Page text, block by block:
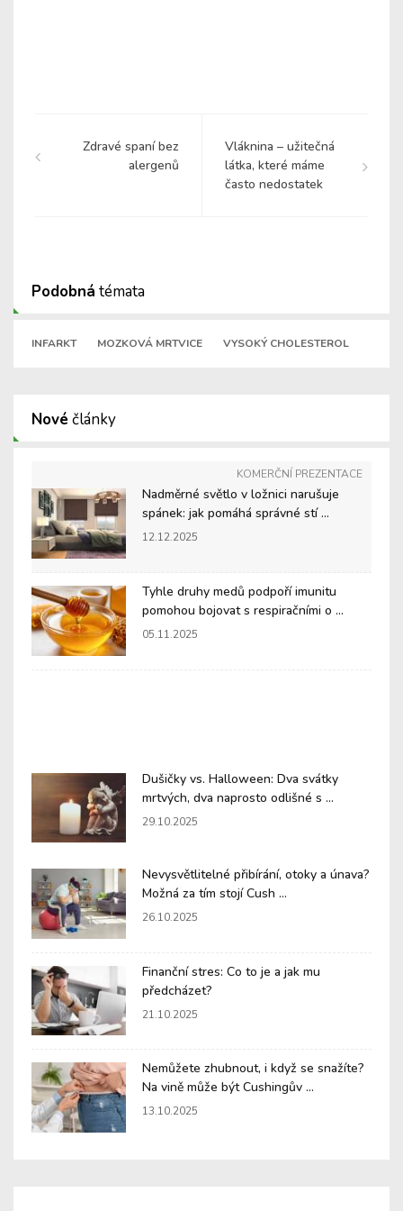
Zdravé spaní bez
alergenů
Vláknina – užitečná
látka, které máme
často nedostatek
Podobná témata
INFARKT MOZKOVÁ MRTVICE VYSOKÝ CHOLESTEROL
Nové články
KOMERČNÍ PREZENTACE
Nadměrné světlo v ložnici narušuje
spánek: jak pomáhá správné stí ...
12.12.2025
Tyhle druhy medů podpoří imunitu
pomohou bojovat s respiračními o ...
05.11.2025
Dušičky vs. Halloween: Dva svátky
mrtvých, dva naprosto odlišné s ...
29.10.2025
Nevysvětlitelné přibírání, otoky a únava?
Možná za tím stojí Cush ...
26.10.2025
Finanční stres: Co to je a jak mu
předcházet?
21.10.2025
Nemůžete zhubnout, i když se snažíte?
Na vině může být Cushingův ...
13.10.2025